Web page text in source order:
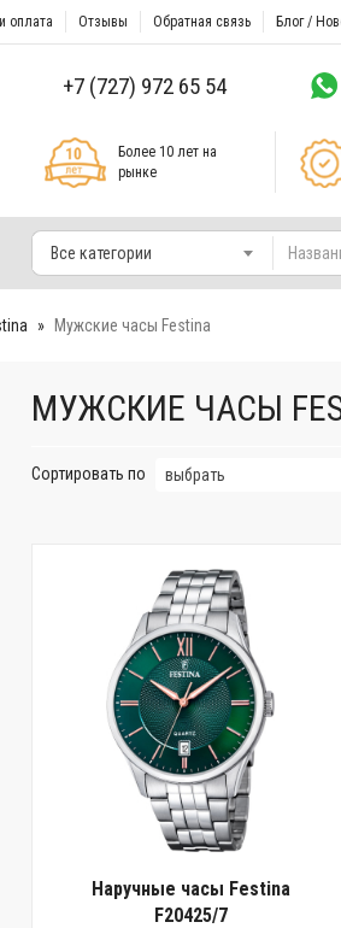
оплата Отзывы Обратная связь Блог /
+7 (727) 972 65 54
Более 10 лет на
рынке
Все категории
Мужские часы Festina
МУЖСКИЕ ЧАСЫ
Сортировать по выбрать
Наручные часы Festina
F20425/7